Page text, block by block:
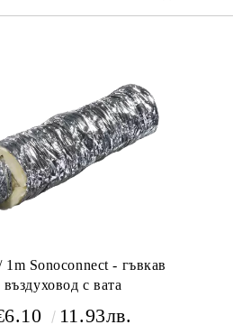
Sonoconnect - гъвкав
въздуховод с вата
11.93лв.